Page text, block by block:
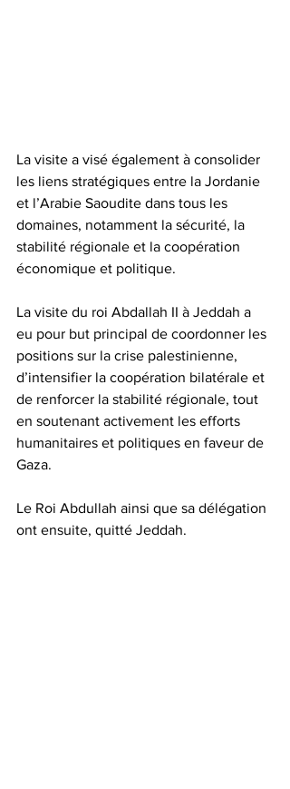
La visite a visé également à consolider
les liens stratégiques entre la Jordanie
et l’Arabie Saoudite dans tous les
domaines, notamment la sécurité, la
stabilité régionale et la coopération
économique et politique.
La visite du roi Abdallah II à Jeddah a
eu pour but principal de coordonner les
positions sur la crise palestinienne,
d’intensifier la coopération bilatérale et
de renforcer la stabilité régionale, tout
en soutenant activement les efforts
humanitaires et politiques en faveur de
Gaza.
Le Roi Abdullah ainsi que sa délégation
ont ensuite, quitté Jeddah.